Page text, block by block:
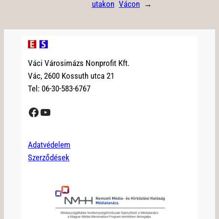
utakon Vácon →
Váci Városimázs Nonprofit Kft.
Vác, 2600 Kossuth utca 21
Tel: 06-30-583-6767
Facebook YouTube
Adatvédelem
Szerződések